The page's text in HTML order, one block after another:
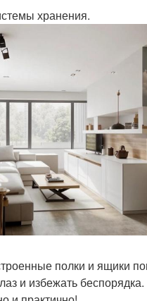
хранения.
полки и ящики
и избежать